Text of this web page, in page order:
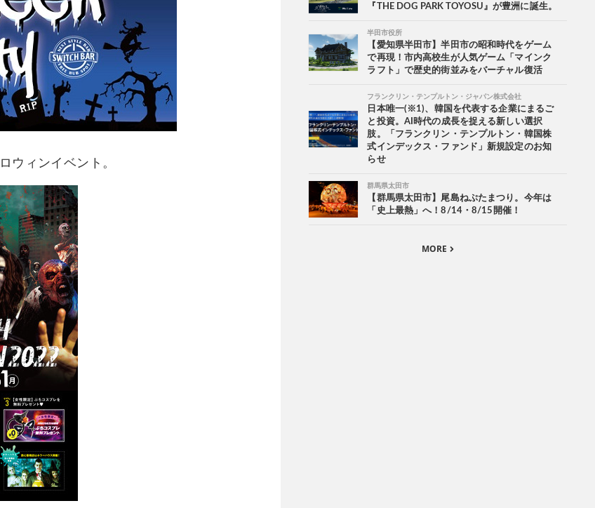
ウィンイベント。
『THE DOG PARK TOYOSU』が豊洲に誕生。
半田市役所
【愛知県半田市】半田市の昭和時代をゲーム
で再現！市内高校生が人気ゲーム「マインク
ラフト」で歴史的街並みをバーチャル復活
フランクリン・テンプルトン・ジャパン株式会社
日本唯一(※1)、韓国を代表する企業にまるご
と投資。AI時代の成長を捉える新しい選択
肢。「フランクリン・テンプルトン・韓国株
式インデックス・ファンド」新規設定のお知
らせ
群馬県太田市
【群馬県太田市】尾島ねぷたまつり。今年は
「史上最熱」へ！8/14・8/15開催！
MORE